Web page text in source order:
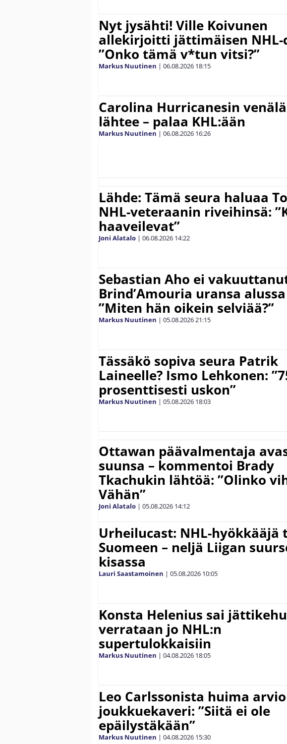
Nyt jysähti! Ville Koivunen
allekirjoitti jättimäisen NHL-
”Onko tämä v*tun vitsi?”
Markus Nuutinen | 06.08.2026 18:15
Carolina Hurricanesin
lähtee – palaa KHL:ään
Markus Nuutinen | 06.08.2026 16:26
Lähde: Tämä seura haluaa
NHL-veteraanin riveihinsä:
haaveilevat”
Joni Alatalo | 06.08.2026 14:22
Sebastian Aho ei
Brind’Amouria uransa alussa
”Miten hän oikein selviää?”
Markus Nuutinen | 05.08.202621:15
Tässäkö sopiva seura Patrik
Laineelle? Ismo Lehkonen:
prosenttisesti uskon”
Markus Nuutinen | 05.08.2026 18:03
Ottawan päävalmentaja
suunsa – kommentoi Brady
Tkachukin lähtöä: ”Olinko
Vähän”
Joni Alatalo | 05.08.2026 14:12
Urheilucast: NHL-hyökkääjä
Suomeen – neljä Liigan
kisassa
Lauri Saastamoinen | 05.08.2026 10:05
Konsta Helenius sai
verrataan jo NHL:n
supertulokkaisiin
Markus Nuutinen | 04.08.2026 18:05
Leo Carlssonista huima arvio
joukkuekaveri: ”Siitä ei ole
epäilystäkään”
Markus Nuutinen | 04.08.2026 15:30